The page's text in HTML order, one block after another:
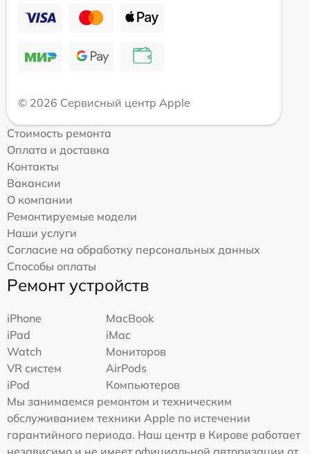
© 2026 Сервисный центр Apple
Стоимость ремонта
Оплата и доставка
Контакты
Вакансии
О компании
Ремонтируемые модели
Наши услуги
Согласие на обработку персональных данных
Способы оплаты
Ремонт устройств
iPhone
MacBook
iPad
iMac
Watch
Мониторов
VR систем
AirPods
iPod
Компьютеров
Мы занимаемся ремонтом и техническим
обслуживанием техники Apple по истечении
гарантийного периода. Наш центр в Кирове работает